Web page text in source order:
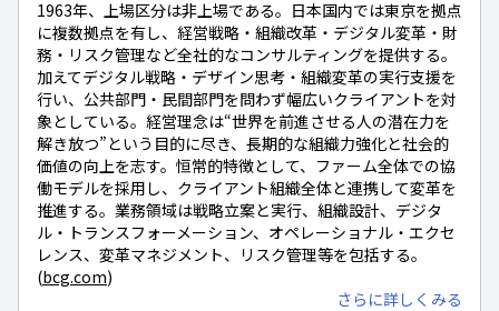
1963年、上場区分は非上場である。日本国内では東京を拠点
に複数拠点を有し、経営戦略・組織改革・デジタル変革・財
務・リスク管理など全社的なコンサルティングを提供する。
加えてデジタル戦略・デザイン思考・組織変革の実行支援を
行い、公共部門・民間部門を問わず幅広いクライアントを対
象としている。経営理念は“世界を前進させる人の潜在力を
解き放つ”という目的に尽き、長期的な組織力強化と社会的
価値の向上を志す。恒常的特徴として、ファーム全体での協
働モデルを採用し、クライアント組織全体と連携して変革を
推進する。業務領域は戦略立案と実行、組織設計、デジタ
ル・トランスフォーメーション、オペレーショナル・エクセ
レンス、変革マネジメント、リスク管理等を包括する。
(bcg.com)
さらに詳しくみる